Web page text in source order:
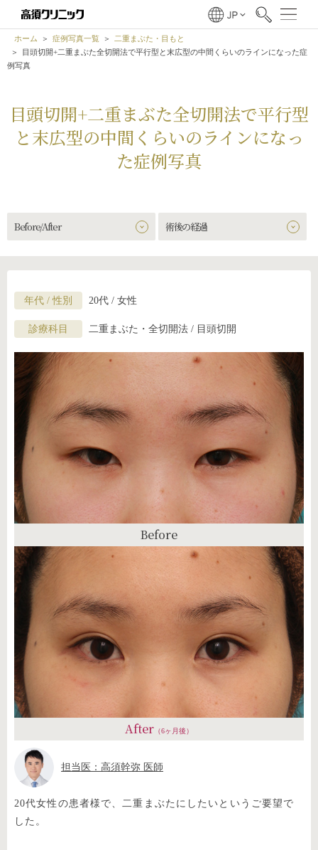
ホーム 症例写真一覧
二重まぶた・目もと
目頭切開+二重まぶた全切開法で平行型と末広型の中間くらいのラインになった症
例写真
目頭切開+二重まぶた全切開法で平行型
と末広型の中間くらいのラインになっ
た症例写真
Before/After 術後の経過
年代 / 性別 20代 / 女性
診療科目 二重まぶた・全切開法 / 目頭切開
Before
After （6ヶ月後）
担当医：高須幹弥 医師
20代女性の患者様で、二重まぶたにしたいというご要望で
した。